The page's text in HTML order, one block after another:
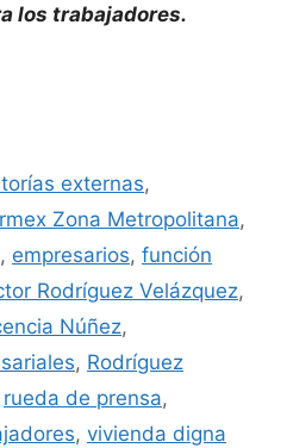
los trabajadores.
externas,
Zona Metropolitana,
, empresarios, función
Rodríguez Velázquez,
Núñez,
, Rodríguez
rueda de prensa,
, vivienda digna